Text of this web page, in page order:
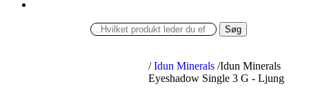
Søg
/ Idun Minerals /Idun Minerals
Eyeshadow Single 3 G - Ljung